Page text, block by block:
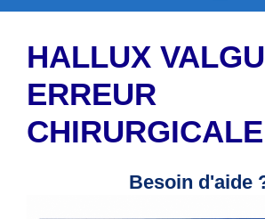
HALLUX
ERREUR
CHIRURGICALE
Besoin d'aide